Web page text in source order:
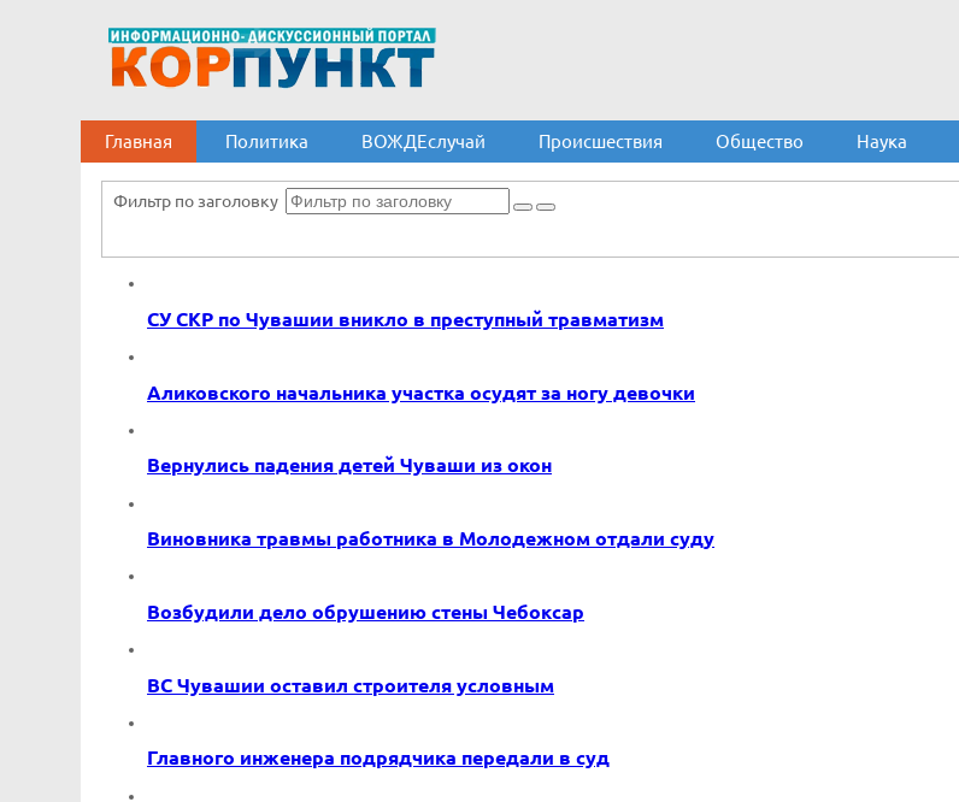
Главная Политика ВОЖДЕслучай Происшествия Общество Наука
Фильтр по заголовку
СУ СКР по Чувашии вникло в преступный травматизм
Аликовского начальника участка осудят за ногу девочки
Вернулись падения детей Чуваши из окон
Виновника травмы работника в Молодежном отдали суду
Возбудили дело обрушению стены Чебоксар
ВС Чувашии оставил строителя условным
Главного инженера подрядчика передали в суд